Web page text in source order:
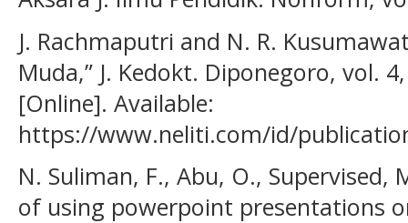
J. Rachmaputri and N. R.
Muda,” J. Kedokt. Diponegoro, vol.
[Online]. Available:
https://www.neliti.com/id/
N. Suliman, F., Abu, O., Supervised,
of using powerpoint presentations